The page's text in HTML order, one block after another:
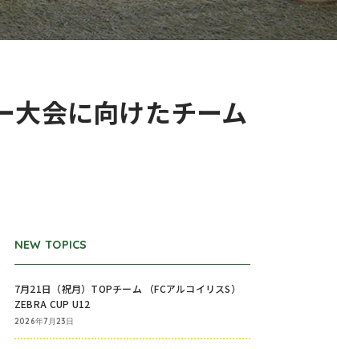
大会に向けたチーム
NEW TOPICS
7月21日（祝月）TOPチーム （FCアルコイリスS）
ZEBRA CUP U12
2026年7月23日